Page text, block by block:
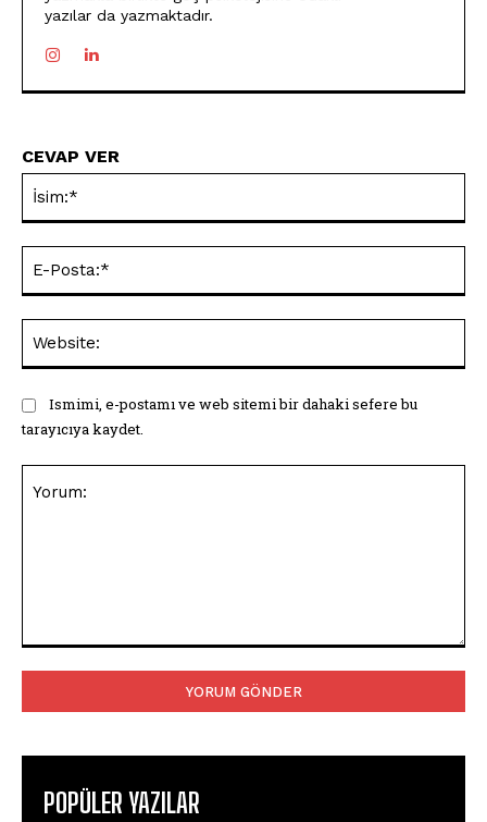
yazılar da yazmaktadır.
CEVAP VER
Ismimi, e-postamı ve web sitemi bir dahaki sefere bu
tarayıcıya kaydet.
POPÜLER YAZILAR